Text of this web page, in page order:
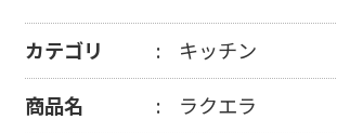
カテゴリ
キッチン
商品名
ラクエラ